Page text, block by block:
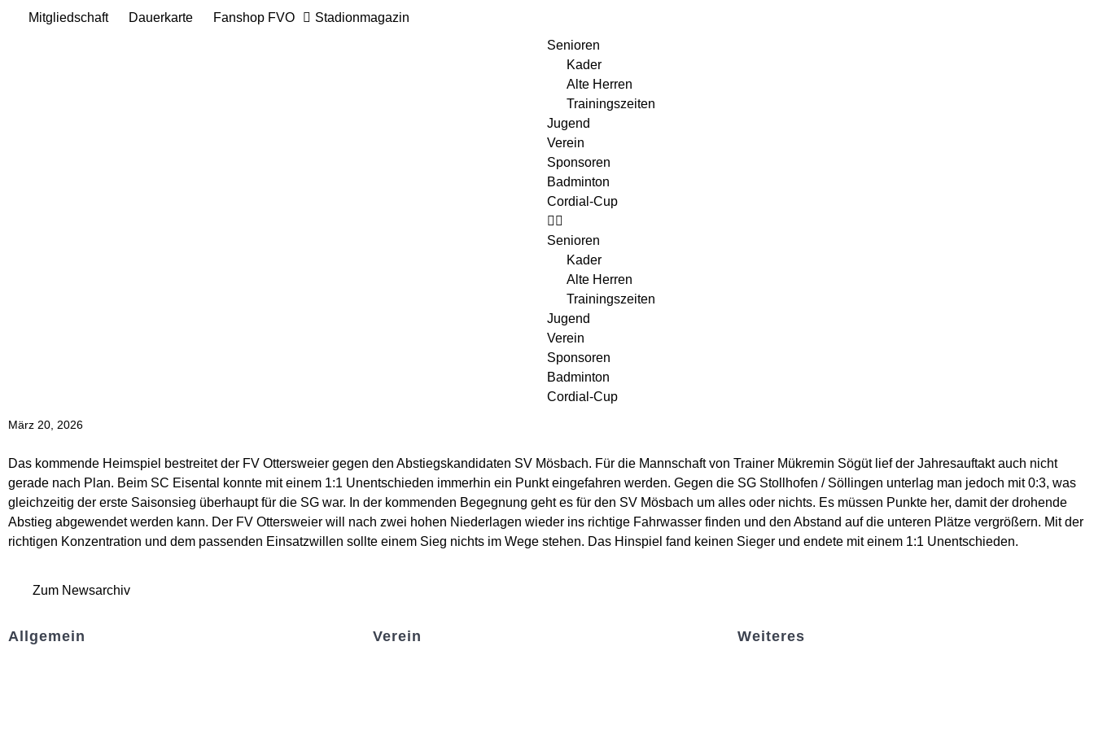
Mitgliedschaft Dauerkarte Fanshop FVO
Stadionmagazin
Senioren
Kader
Alte Herren
Trainingszeiten
Jugend
Verein
Sponsoren
Badminton
Cordial-Cup
Senioren
Kader
Alte Herren
Trainingszeiten
Jugend
Verein
Sponsoren
Badminton
Cordial-Cup
März 20, 2026
Das kommende Heimspiel bestreitet der FV Ottersweier gegen den Abstiegskandidaten SV Mösbach. Für die Mannschaft von Trainer Mükremin Sögüt lief der Jahresauftakt auch nicht
gerade nach Plan. Beim SC Eisental konnte mit einem 1:1 Unentschieden immerhin ein Punkt eingefahren werden. Gegen die SG Stollhofen / Söllingen unterlag man jedoch mit 0:3, was
gleichzeitig der erste Saisonsieg überhaupt für die SG war. In der kommenden Begegnung geht es für den SV Mösbach um alles oder nichts. Es müssen Punkte her, damit der drohende
Abstieg abgewendet werden kann. Der FV Ottersweier will nach zwei hohen Niederlagen wieder ins richtige Fahrwasser finden und den Abstand auf die unteren Plätze vergrößern. Mit der
richtigen Konzentration und dem passenden Einsatzwillen sollte einem Sieg nichts im Wege stehen. Das Hinspiel fand keinen Sieger und endete mit einem 1:1 Unentschieden.
Zum Newsarchiv
Allgemein Verein Weiteres